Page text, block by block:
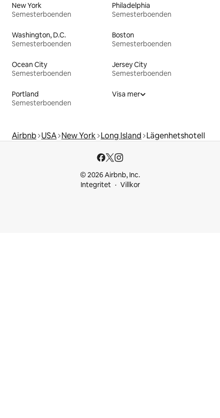
New York
Semesterboenden
Philadelphia
Semesterboenden
Washington, D.C.
Semesterboenden
Boston
Semesterboenden
Ocean City
Semesterboenden
Jersey City
Semesterboenden
Portland
Semesterboenden
Visa mer
Airbnb USA New York Long Island Lägenhetshotell
© 2026 Airbnb, Inc.
Integritet
Villkor